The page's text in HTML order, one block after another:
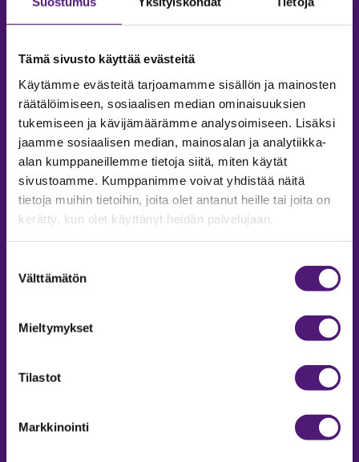
Tämä sivusto käyttää evästeitä
Käytämme evästeitä tarjoamamme sisällön ja mainosten
räätälöimiseen, sosiaalisen median ominaisuuksien
tukemiseen ja kävijämäärämme analysoimiseen. Lisäksi
jaamme sosiaalisen median, mainosalan ja analytiikka-
alan kumppaneillemme tietoja siitä, miten käytät
sivustoamme. Kumppanimme voivat yhdistää näitä
tietoja muihin tietoihin, joita olet antanut heille tai joita on
kerätty, kun olet käyttänyt heidän palvelujaan.
valinta
Välttämätön
Mieltymykset
Tilastot
Markkinointi
SALES/ INFO
Phone:+35820 755 9970
Email:
sappee@sappee.fi
Online reservations webshop 24h